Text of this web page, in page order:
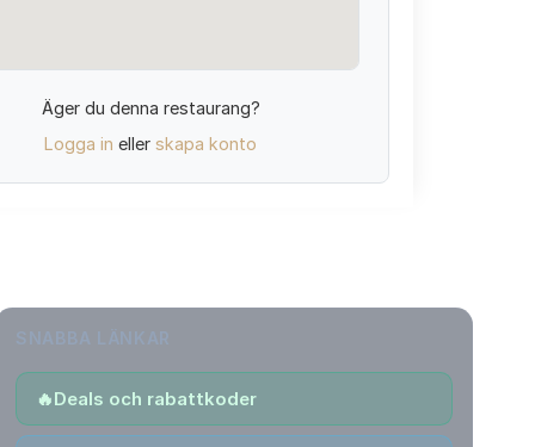
Äger du denna restaurang?
Logga in eller skapa konto
🔥Deals och rabattkoder